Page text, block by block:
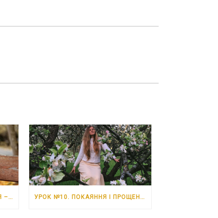
УРОК №11. НЕВДАЧІ. 6 ЧЕРВНЯ – 12 ЧЕРВНЯ 2026 РОКУ УРОК №10. ПОКАЯННЯ І ПРОЩЕННЯ. 30 ТРАВНЯ – 5 ЧЕРВНЯ 2026 РОКУ